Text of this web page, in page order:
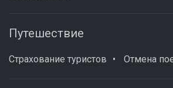
Путешествие
Страхование туристов Отмена